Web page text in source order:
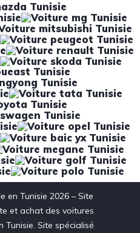
en Tunisie 2026 – Site
et achat des voitures
Tunisie. Site spécialisé